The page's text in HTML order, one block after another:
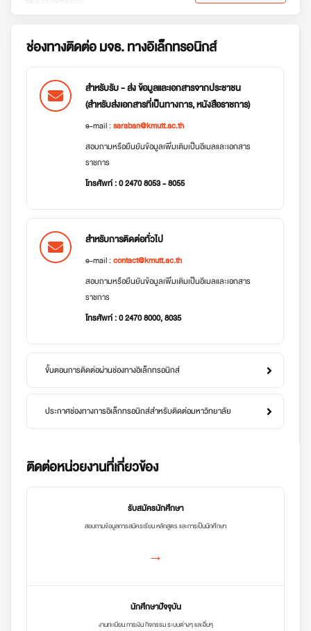
ช่องทางติดต่อ มจธ. ทางอิเล็กทรอนิกส์
สำหรับรับ - ส่ง ข้อมูลและเอกสารจากประชาชน
(สำหรับส่งเอกสารที่เป็นทางการ, หนังสือราชการ)
e-mail :saraban@kmutt.ac.th
สอบถามหรือยืนยันข้อมูลเพิ่มเติมเป็นอีเมลและเอกสาร
ราชการ
โทรศัพท์ : 0 2470 8053 - 8055
สำหรับการติดต่อทั่วไป
e-mail :contact@kmutt.ac.th
สอบถามหรือยืนยันข้อมูลเพิ่มเติมเป็นอีเมลและเอกสาร
ราชการ
โทรศัพท์ : 0 2470 8000, 8035
ขั้นตอนการติดต่อผ่านช่องทางอิเล็กทรอนิกส์
ประกาศช่องทางการอิเล็กทรอนิกส์สำหรับติดต่อมหาวิทยาลัย
ติดต่อหน่วยงานที่เกี่ยวข้อง
รับสมัครนักศึกษา
สอบถามข้อมูลการสมัครเรียน หลักสูตร และการเป็นนักศึกษา
→
นักศึกษาปัจจุบัน
งานทะเบียน การเงิน กิจกรรม ระบบต่างๆ และอื่นๆ